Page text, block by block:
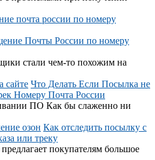
Почты России по номеру
стали чем-то похожим на
Что Делать Если Посылка не
Номеру Почта России
ПО Как бы слаженно ни
Как отследить посылку с
или треку
покупателям большое